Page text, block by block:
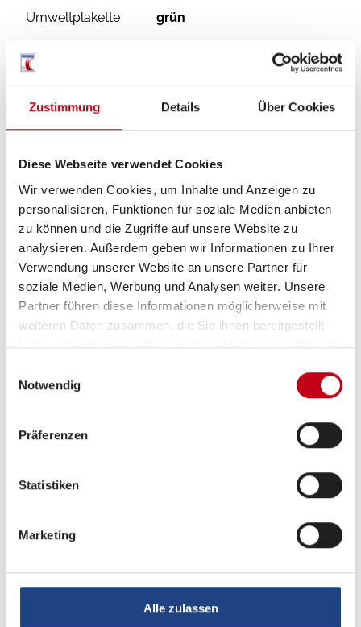
Zustimmung Details Über Cookies
Diese Webseite verwendet Cookies
Wir verwenden Cookies, um Inhalte und Anzeigen zu
personalisieren, Funktionen für soziale Medien anbieten
zu können und die Zugriffe auf unsere Website zu
analysieren. Außerdem geben wir Informationen zu Ihrer
Verwendung unserer Website an unsere Partner für
soziale Medien, Werbung und Analysen weiter. Unsere
Partner führen diese Informationen möglicherweise mit
weiteren Daten zusammen, die Sie ihnen bereitgestellt
haben oder die sie im Rahmen Ihrer Nutzung der Dienste
Notwendig
Präferenzen
Statistiken
Marketing
Alle zulassen
Umweltplakette grün
Grundrissbeschreibung
Doppelbett quer, Aufstelldach (Doppelbett)
ab 4 Schlafplätze
mit Gurt
Sitzgruppe
Infrastruktur
Betten
Doppelbett quer,